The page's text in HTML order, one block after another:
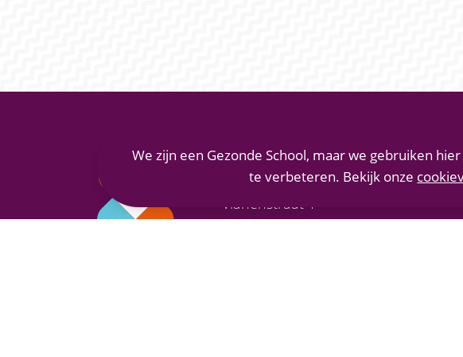
MAASLANDCOLLEGE
Vianenstraat 1
5342 AJ Oss
We zijn een Gezonde School, maar we gebruiken
te verbeteren. Bekijk onze